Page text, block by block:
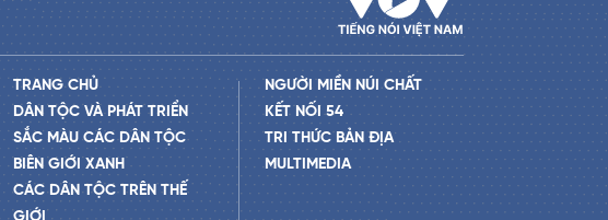
TRANG CHỦ
DÂN TỘC VÀ PHÁT TRIỂN
SẮC MÀU CÁC DÂN TỘC
BIÊN GIỚI XANH
CÁC DÂN TỘC TRÊN THẾ
NGƯỜI MIỀN NÚI CHẤT
KẾT NỐI 54
TRI THỨC BẢN ĐỊA
MULTIMEDIA